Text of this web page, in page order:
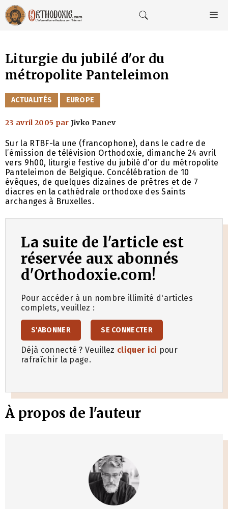
Aller
au
contenu
Liturgie du jubilé d'or du
métropolite Panteleimon
CATÉGORIES
ACTUALITÉS EUROPE
23 avril 2005 par Jivko Panev
Sur la RTBF-la une (francophone), dans le cadre de
l’émission de télévision Orthodoxie, dimanche 24 avril
vers 9h00, liturgie festive du jubilé d’or du métropolite
Panteleimon de Belgique. Concélébration de 10
évêques, de quelques dizaines de prêtres et de 7
diacres en la cathédrale orthodoxe des Saints
archanges à Bruxelles.
La suite de l'article est
réservée aux abonnés
d'Orthodoxie.com!
Pour accéder à un nombre illimité d'articles
complets, veuillez :
S'ABONNER SE CONNECTER
Déjà connecté ? Veuillez cliquer ici pour
rafraîchir la page.
À propos de l'auteur